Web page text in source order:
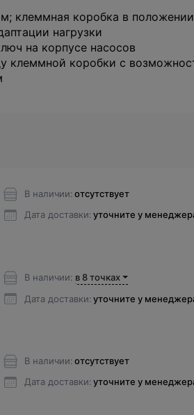
клеммная коробка в
нагрузки
на корпусе насосов
клеммной коробки с
В наличии: отсутствует
Дата доставки: уточните у
В наличии: в 8 точках
Дата доставки: уточните у
В наличии: отсутствует
Дата доставки: уточните у